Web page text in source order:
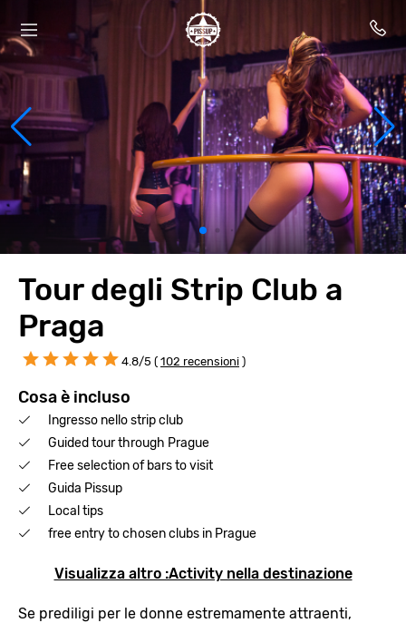
Tour degli Strip Club a
Praga
4.8/5 ( 102 recensioni )
Cosa è incluso
Ingresso nello strip club
Guided tour through Prague
Free selection of bars to visit
Guida Pissup
Local tips
free entry to chosen clubs in Prague
Visualizza altro :Activity nella destinazione
Se prediligi per le donne estremamente attraenti,